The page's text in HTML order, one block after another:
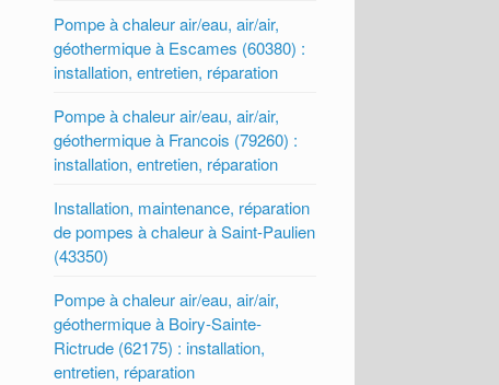
Pompe à chaleur air/eau, air/air,
géothermique à Escames (60380) :
installation, entretien, réparation
Pompe à chaleur air/eau, air/air,
géothermique à Francois (79260) :
installation, entretien, réparation
Installation, maintenance, réparation
de pompes à chaleur à Saint-Paulien
(43350)
Pompe à chaleur air/eau, air/air,
géothermique à Boiry-Sainte-
Rictrude (62175) : installation,
entretien, réparation